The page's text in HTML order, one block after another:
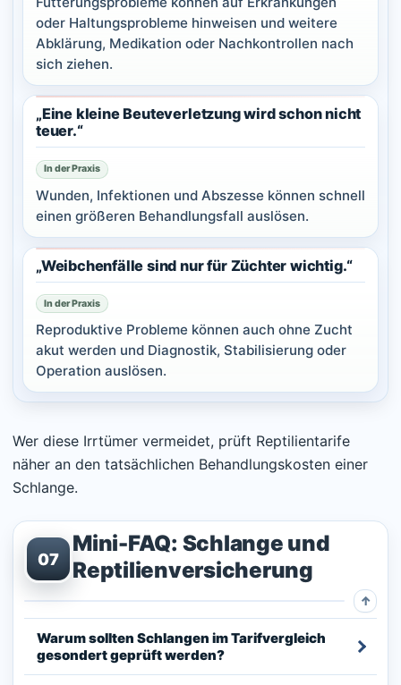
oder Haltungsprobleme hinweisen und weitere
Abklärung, Medikation oder Nachkontrollen nach
sich ziehen.
„Eine kleine Beuteverletzung wird schon nicht
teuer.“
In der Praxis
Wunden, Infektionen und Abszesse können schnell
einen größeren Behandlungsfall auslösen.
„Weibchenfälle sind nur für Züchter wichtig.“
In der Praxis
Reproduktive Probleme können auch ohne Zucht
akut werden und Diagnostik, Stabilisierung oder
Operation auslösen.
Wer diese Irrtümer vermeidet, prüft Reptilientarife
näher an den tatsächlichen Behandlungskosten einer
Schlange.
07
Mini-FAQ: Schlange und
Reptilienversicherung
Warum sollten Schlangen im Tarifvergleich
gesondert geprüft werden?